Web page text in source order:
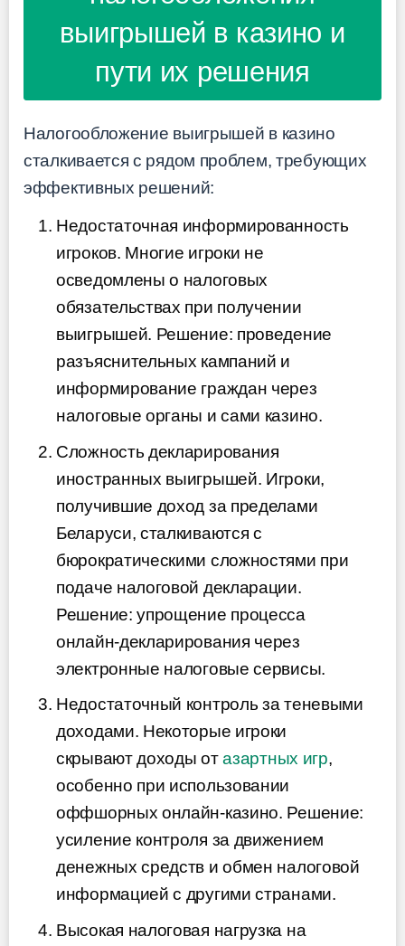
выигрышей в казино и
пути их решения
Налогообложение выигрышей в казино
сталкивается с рядом проблем, требующих
эффективных решений:
Недостаточная информированность
игроков. Многие игроки не
осведомлены о налоговых
обязательствах при получении
выигрышей. Решение: проведение
разъяснительных кампаний и
информирование граждан через
налоговые органы и сами казино.
Сложность декларирования
иностранных выигрышей. Игроки,
получившие доход за пределами
Беларуси, сталкиваются с
бюрократическими сложностями при
подаче налоговой декларации.
Решение: упрощение процесса
онлайн-декларирования через
электронные налоговые сервисы.
Недостаточный контроль за теневыми
доходами. Некоторые игроки
скрывают доходы отазартных игр,
особенно при использовании
оффшорных онлайн-казино. Решение:
усиление контроля за движением
денежных средств и обмен налоговой
информацией с другими странами.
Высокая налоговая нагрузка на